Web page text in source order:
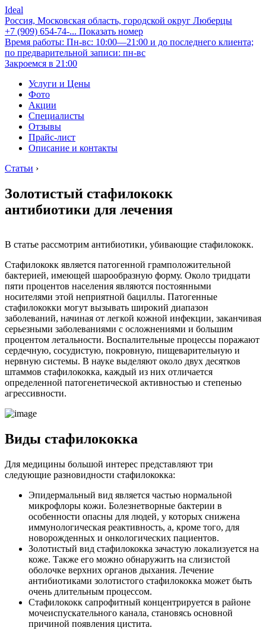
Ideal
Россия, Московская область, городской округ Люберцы
+7 (909) 654-74-... Показать номер
Время работы: Пн-вс: 10:00—21:00 и до последнего клиента;
по предварительной записи: пн-вс
Закроемся в 21:00
Услуги и Цены
Фото
Акции
Специалисты
Отзывы
Прайс-лист
Описание и контакты
Статьи ›
Золотистый стафилококк
антибиотики для лечения
В статье рассмотрим антибиотики, убивающие стафилококк.
Стафилококк является патогенной грамположительной
бактерией, имеющей шарообразную форму. Около тридцати
пяти процентов населения являются постоянными
носителями этой неприятной бациллы. Патогенные
стафилококки могут вызывать широкий диапазон
заболеваний, начиная от легкой кожной инфекции, заканчивая
серьезными заболеваниями с осложнениями и большим
процентом летальности. Воспалительные процессы поражают
сердечную, сосудистую, покровную, пищеварительную и
нервную системы. В науке выделяют около двух десятков
штаммов стафилококка, каждый из них отличается
определенной патогенетической активностью и степенью
агрессивности.
Виды стафилококка
Для медицины большой интерес представляют три
следующие разновидности стафилококка:
Эпидермальный вид является частью нормальной
микрофлоры кожи. Болезнетворные бактерии в
особенности опасны для людей, у которых снижена
иммунологическая реактивность, а, кроме того, для
новорожденных и онкологических пациентов.
Золотистый вид стафилококка зачастую локализуется на
коже. Также его можно обнаружить на слизистой
оболочке верхних органов дыхания. Лечение
антибиотиками золотистого стафилококка может быть
очень длительным процессом.
Стафилококк сапрофитный концентрируется в районе
мочеиспускательного канала, становясь основной
причиной появления цистита.